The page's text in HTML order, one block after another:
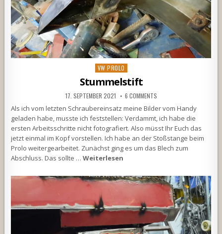
Posted
VW PROLO
Stummelstift
17. SEPTEMBER 2021 6 COMMENTS
Als ich vom letzten Schraubereinsatz meine Bilder vom Handy
geladen habe, musste ich feststellen: Verdammt, ich habe die
ersten Arbeitsschritte nicht fotografiert. Also müsst Ihr Euch das
jetzt einmal im Kopf vorstellen. Ich habe an der Stoßstange beim
Prolo weitergearbeitet. Zunächst ging es um das Blech zum
Abschluss. Das sollte …Weiterlesen